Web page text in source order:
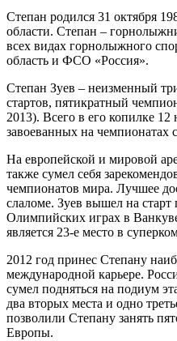
Степан родился 31 октября
области. Степан –
всех видах горнолыжного
область и ФСО «Россия».
Степан Зуев – неизменный
стартов, пятикратный
2013). Всего в его копилке 12
завоеванных на чемпионатах
На европейской и мировой
также сумел себя
чемпионатов мира. Лучшее
слаломе. Зуев вышел на
Олимпийских играх в
является 23-е место в
2012 год принес Степану
международной карьере.
сумел подняться на подиум
два вторых места и одно
позволили Степану занять
Европы.